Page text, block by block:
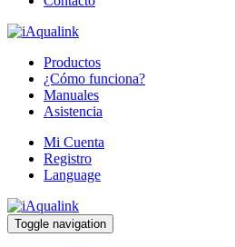
Productos
¿Cómo funciona?
Manuales
Asistencia
Mi Cuenta
Registro
Language
Toggle navigation